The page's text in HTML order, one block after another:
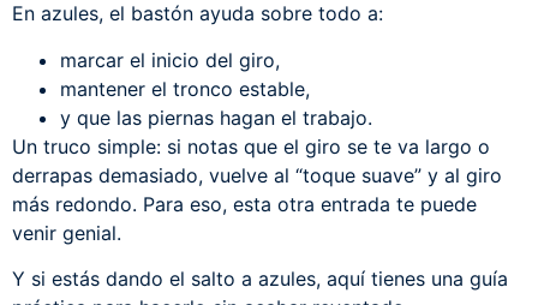
En azules, el bastón ayuda sobre todo a:
marcar el inicio del giro,
mantener el tronco estable,
y que las piernas hagan el trabajo.
Un truco simple: si notas que el giro se te va largo o
derrapas demasiado, vuelve al “toque suave” y al giro
más redondo. Para eso, esta otra entrada te puede
venir genial.
Y si estás dando el salto a azules, aquí tienes una guía